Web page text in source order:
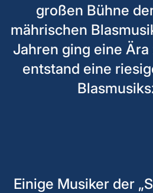
großen Bühne
mährischen
Jahren ging eine Ära
entstand eine
Einige Musiker der